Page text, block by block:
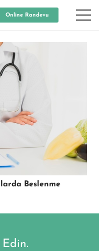
Online Randevu
Beslenme
Edin.